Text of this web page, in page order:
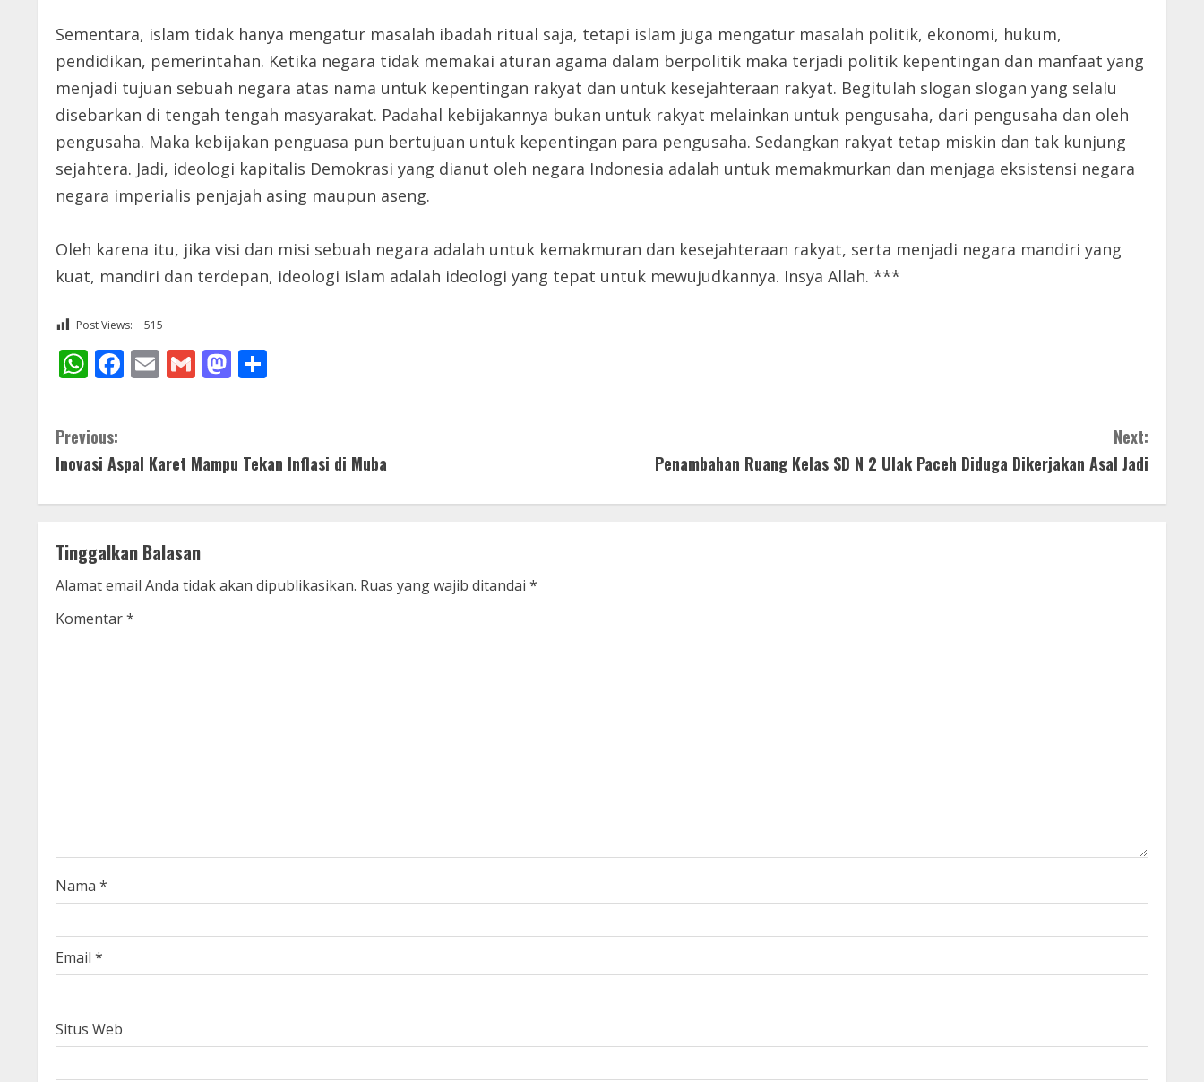
Sementara, islam tidak hanya mengatur masalah ibadah ritual saja, tetapi islam juga mengatur masalah politik, ekonomi, hukum,
pendidikan, pemerintahan. Ketika negara tidak memakai aturan agama dalam berpolitik maka terjadi politik kepentingan dan manfaat yang
menjadi tujuan sebuah negara atas nama untuk kepentingan rakyat dan untuk kesejahteraan rakyat. Begitulah slogan slogan yang selalu
disebarkan di tengah tengah masyarakat. Padahal kebijakannya bukan untuk rakyat melainkan untuk pengusaha, dari pengusaha dan oleh
pengusaha. Maka kebijakan penguasa pun bertujuan untuk kepentingan para pengusaha. Sedangkan rakyat tetap miskin dan tak kunjung
sejahtera. Jadi, ideologi kapitalis Demokrasi yang dianut oleh negara Indonesia adalah untuk memakmurkan dan menjaga eksistensi negara
negara imperialis penjajah asing maupun aseng.
Oleh karena itu, jika visi dan misi sebuah negara adalah untuk kemakmuran dan kesejahteraan rakyat, serta menjadi negara mandiri yang
kuat, mandiri dan terdepan, ideologi islam adalah ideologi yang tepat untuk mewujudkannya. Insya Allah. ***
Post Views: 515
WhatsApp
Facebook
EmailGmailMastodon
C
o
n
t
i
n
d
i
n
g
Previous:
Inovasi Aspal Karet Mampu Tekan Inflasi di Muba
Next:
Penambahan Ruang Kelas SD N 2 Ulak Paceh Diduga Dikerjakan Asal Jadi
Tinggalkan Balasan
Alamat email Anda tidak akan dipublikasikan. Ruas yang wajib ditandai *
Komentar*
Nama *
Email *
Situs Web